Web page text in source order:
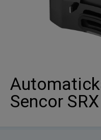
Sencor